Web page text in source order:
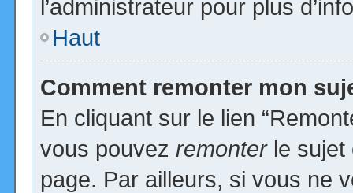
l’administrateur pour plus
Haut
Comment remonter mon
En cliquant sur le lien
vous pouvez remonterle sujet
page. Par ailleurs, si vous ne